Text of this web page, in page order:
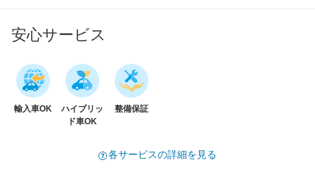
安心サービス
輸入車OK
ハイブリッ
ド車OK
整備保証
各サービスの詳細を見る